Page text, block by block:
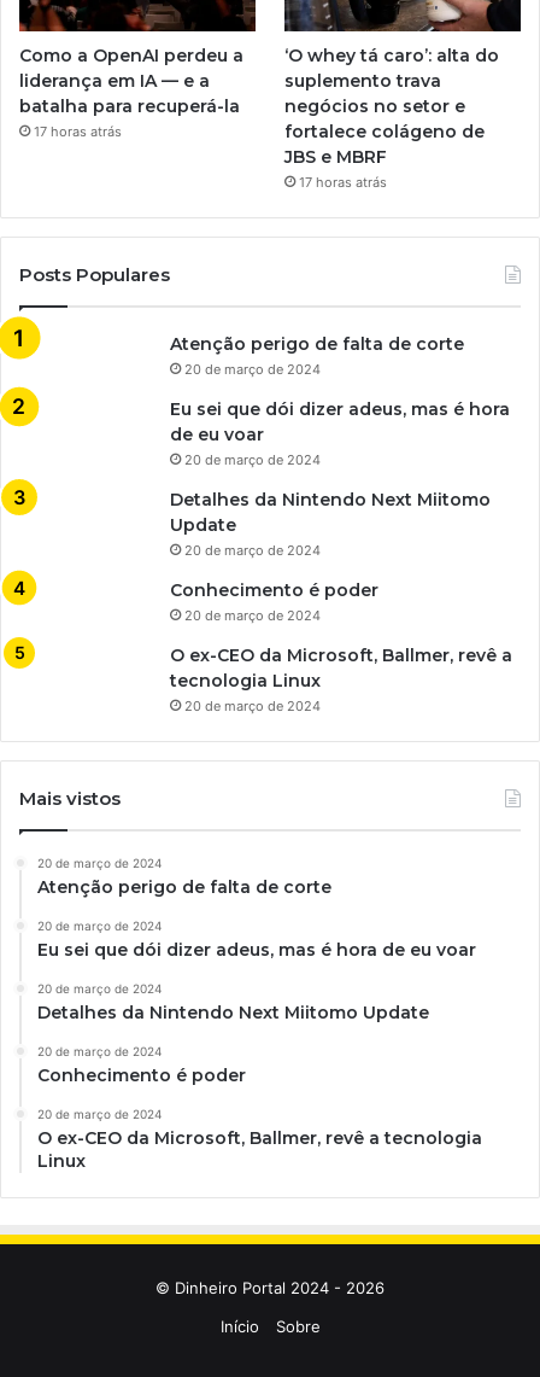
Como a OpenAI perdeu a
liderança em IA — e a
batalha para recuperá-la
17 horas atrás
‘O whey tá caro’: alta do
suplemento trava
negócios no setor e
fortalece colágeno de
JBS e MBRF
17 horas atrás
Posts Populares
Atenção perigo de falta de corte
20 de março de 2024
Eu sei que dói dizer adeus, mas é hora
de eu voar
20 de março de 2024
Detalhes da Nintendo Next Miitomo
Update
20 de março de 2024
Conhecimento é poder
20 de março de 2024
O ex-CEO da Microsoft, Ballmer, revê a
tecnologia Linux
20 de março de 2024
Mais vistos
20 de março de 2024
Atenção perigo de falta de corte
20 de março de 2024
Eu sei que dói dizer adeus, mas é hora de eu voar
20 de março de 2024
Detalhes da Nintendo Next Miitomo Update
20 de março de 2024
Conhecimento é poder
20 de março de 2024
O ex-CEO da Microsoft, Ballmer, revê a tecnologia
Linux
© Dinheiro Portal 2024 - 2026
Início
Sobre